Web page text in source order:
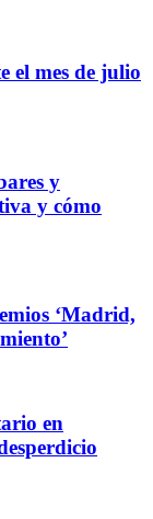
el mes de julio
y
y cómo
‘Madrid,
en